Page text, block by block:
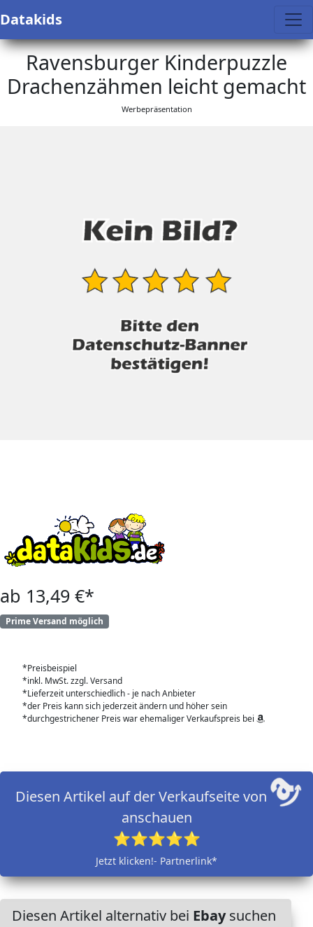
Datakids
Ravensburger Kinderpuzzle
Drachenzähmen leicht gemacht
Werbepräsentation
ab 13,49 €*
Prime Versand möglich
*Preisbeispiel
*inkl. MwSt. zzgl. Versand
*Lieferzeit unterschiedlich - je nach Anbieter
*der Preis kann sich jederzeit ändern und höher sein
*durchgestrichener Preis war ehemaliger Verkaufspreis bei
Diesen Artikel auf der Verkaufseite von
anschauen
⭐⭐⭐⭐⭐
Jetzt klicken!- Partnerlink*
Diesen Artikel alternativ bei Ebaysuchen